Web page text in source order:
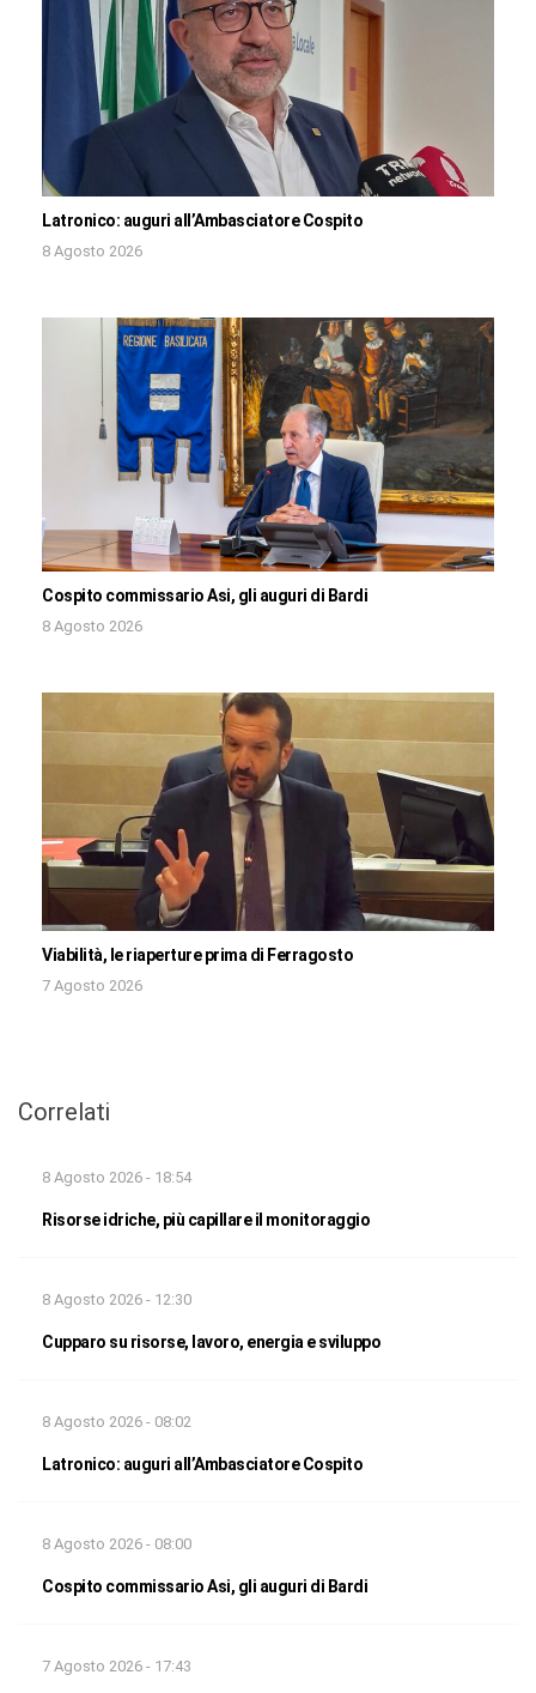
Latronico: auguri all’Ambasciatore Cospito
8 Agosto 2026
Cospito commissario Asi, gli auguri di Bardi
8 Agosto 2026
Viabilità, le riaperture prima di Ferragosto
7 Agosto 2026
Correlati
8 Agosto 2026 - 18:54
Risorse idriche, più capillare il monitoraggio
8 Agosto 2026 - 12:30
Cupparo su risorse, lavoro, energia e sviluppo
8 Agosto 2026 - 08:02
Latronico: auguri all’Ambasciatore Cospito
8 Agosto 2026 - 08:00
Cospito commissario Asi, gli auguri di Bardi
7 Agosto 2026 - 17:43